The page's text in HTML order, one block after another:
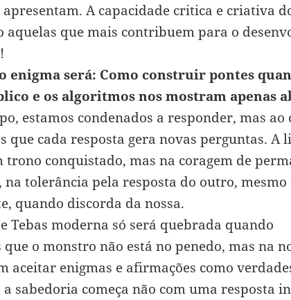
apresentam. A capacidade critica e criativa
aquelas que mais contribuem para o
enigmaserá: Como construir pontes
e os algoritmos nos mostram apenas
estamos condenados a responder, mas
que cada resposta gera novas perguntas. A
trono conquistado, mas na coragem de
na tolerância pela resposta do outro, mesmo
quando discorda da nossa.
Tebas moderna só será quebrada quando
o monstro não está no penedo, mas na
aceitar enigmas e afirmações como
a sabedoria começa não com uma resposta